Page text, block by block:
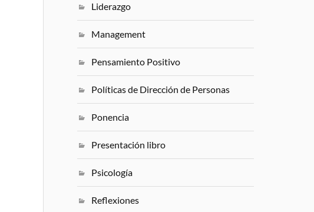
Liderazgo
Management
Pensamiento Positivo
Políticas de Dirección de Personas
Ponencia
Presentación libro
Psicología
Reflexiones